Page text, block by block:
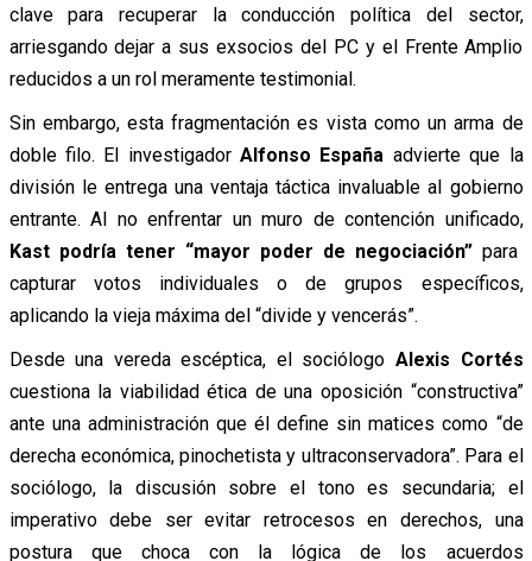
clave para recuperar la conducción política del sector,
arriesgando dejar a sus exsocios del PC y el Frente Amplio
reducidos a un rol meramente testimonial.
Sin embargo, esta fragmentación es vista como un arma de
doble filo. El investigador Alfonso España advierte que la
división le entrega una ventaja táctica invaluable al gobierno
entrante. Al no enfrentar un muro de contención unificado,
Kast podría tener “mayor poder de negociación” para
capturar votos individuales o de grupos específicos,
aplicando la vieja máxima del “divide y vencerás”.
Desde una vereda escéptica, el sociólogo Alexis Cortés
cuestiona la viabilidad ética de una oposición “constructiva”
ante una administración que él define sin matices como “de
derecha económica, pinochetista y ultraconservadora”. Para el
sociólogo, la discusión sobre el tono es secundaria; el
imperativo debe ser evitar retrocesos en derechos, una
postura que choca con la lógica de los acuerdos